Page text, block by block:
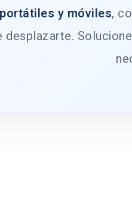
y móviles,
desplazarte.